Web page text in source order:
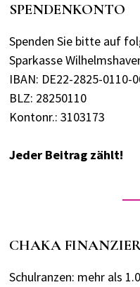
SPENDENKONTO
Spenden Sie bitte auf
Sparkasse
IBAN: DE22-2825-0110-
BLZ: 28250110
Kontonr.: 3103173
Jeder Beitrag zählt!
CHAKA
Schulranzen: mehr als